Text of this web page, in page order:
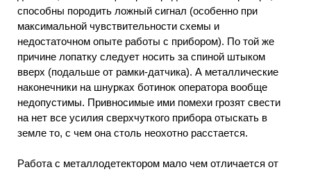
способны породить ложный сигнал (особенно при
максимальной чувствительности схемы и
недостаточном опыте работы с прибором). По той же
причине лопатку следует носить за спиной штыком
вверх (подальше от рамки-датчика). А металлические
наконечники на шнурках ботинок оператора вообще
недопустимы. Привносимые ими помехи грозят свести
на нет все усилия сверхчуткого прибора отыскать в
земле то, с чем она столь неохотно расстается.
Работа с металлодетектором мало чем отличается от